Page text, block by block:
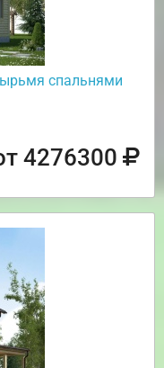
спальнями
4276300